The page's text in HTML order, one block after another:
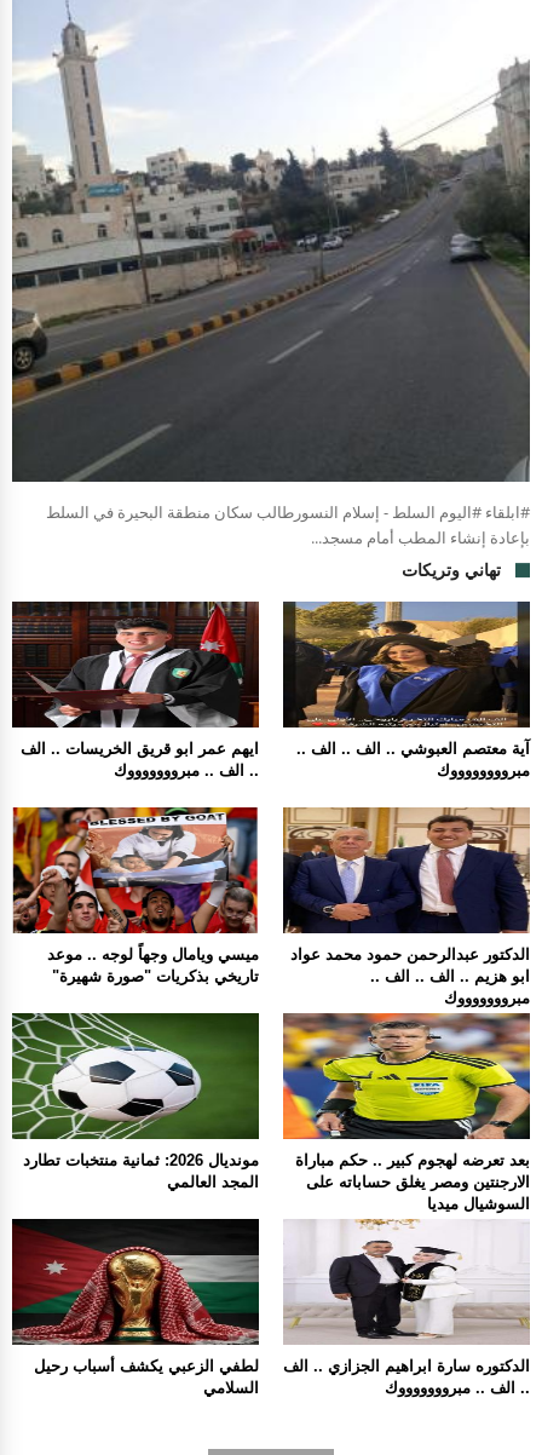
#ابلقاء #اليوم السلط - إسلام النسورطالب سكان منطقة البحيرة في السلط
بإعادة إنشاء المطب أمام مسجد...
تهاني وتريكات
ايهم عمر ابو قريق الخريسات .. الف
.. الف .. مبروووووووك
آية معتصم العبوشي .. الف .. الف ..
مبرووووووووك
ميسي ويامال وجهاً لوجه .. موعد
تاريخي بذكريات "صورة شهيرة"
الدكتور عبدالرحمن حمود محمد عواد
ابو هزيم .. الف .. الف ..
مبروووووووك
مونديال 2026: ثمانية منتخبات تطارد
المجد العالمي
بعد تعرضه لهجوم كبير .. حكم مباراة
الارجنتين ومصر يغلق حساباته على
السوشيال ميديا
لطفي الزعبي يكشف أسباب رحيل
السلامي
الدكتوره سارة ابراهيم الجزازي .. الف
.. الف .. مبروووووووك